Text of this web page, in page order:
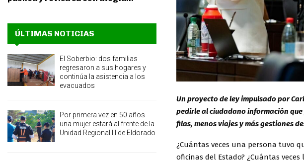
Un proyecto de ley impulsado por
pedirle al ciudadano información
filas, menos viajes y más gestiones
¿Cuántas veces una persona tuvo
oficinas del Estado? ¿Cuántas
ÚLTIMAS NOTICIAS
El Soberbio: dos familias
regresaron a sus hogares y
continúa la asistencia a los
evacuados
Por primera vez en 50 años
una mujer estará al frente de la
Unidad Regional III de Eldorado